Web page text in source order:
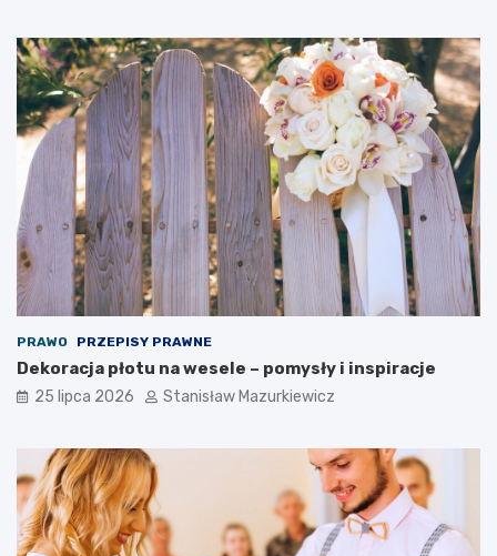
PRAWO PRZEPISY PRAWNE
Dekoracja płotu na wesele – pomysły i inspiracje
25 lipca 2026 Stanisław Mazurkiewicz